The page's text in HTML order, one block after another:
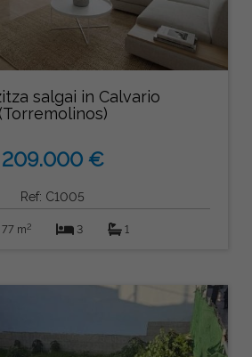
salgai in Calvario
(Torremolinos)
209.000 €
Ref: C1005
m2 3 1